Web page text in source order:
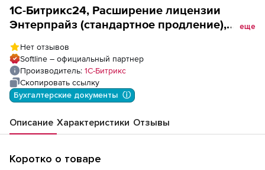
1С-Битрикс24, Расширение лицензии
Энтерпрайз (стандартное продление),
еще
Нет отзывов
Softline – официальный партнер
Производитель: 1С-Битрикс
Скопировать ссылку
Бухгалтерские документы  ⓘ
Описание Характеристики Отзывы
Коротко о товаре